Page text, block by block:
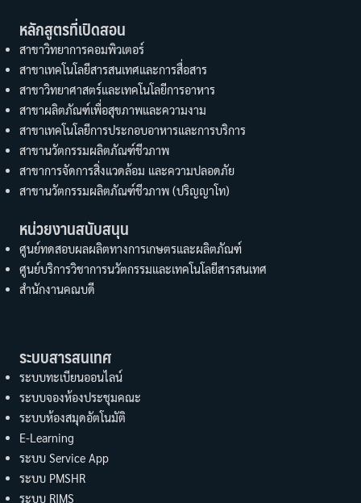
หลักสูตรที่เปิดสอน
สาขาวิทยาการคอมพิวเตอร์
สาขาเทคโนโลยีสารสนเทศและการสื่อสาร
สาขาวิทยาศาสตร์และเทคโนโลยีการอาหาร
สาขาผลิตภัณฑ์เพื่อสุขภาพและความงาม
สาขาเทคโนโลยีการประกอบอาหารและการบริการ
สาขานวัตกรรมผลิตภัณฑ์ชีวภาพ
สาขาการจัดการสิ่งแวดล้อม และความปลอดภัย
สาขานวัตกรรมผลิตภัณฑ์ชีวภาพ (ปริญญาโท)
หน่วยงานสนับสนุน
ศูนย์ทดสอบผลผลิตทางการเกษตรและผลิตภัณฑ์
ศูนย์บริการวิชาการนวัตกรรมและเทคโนโลยีสารสนเทศ
สำนักงานคณบดี
ระบบสารสนเทศ
ระบบทะเบียนออนไลน์
ระบบจองห้องประชุมคณะ
ระบบห้องสมุดอัตโนมัติ
E-Learning
ระบบ Service App
ระบบ PMSHR
ระบบ RIMS